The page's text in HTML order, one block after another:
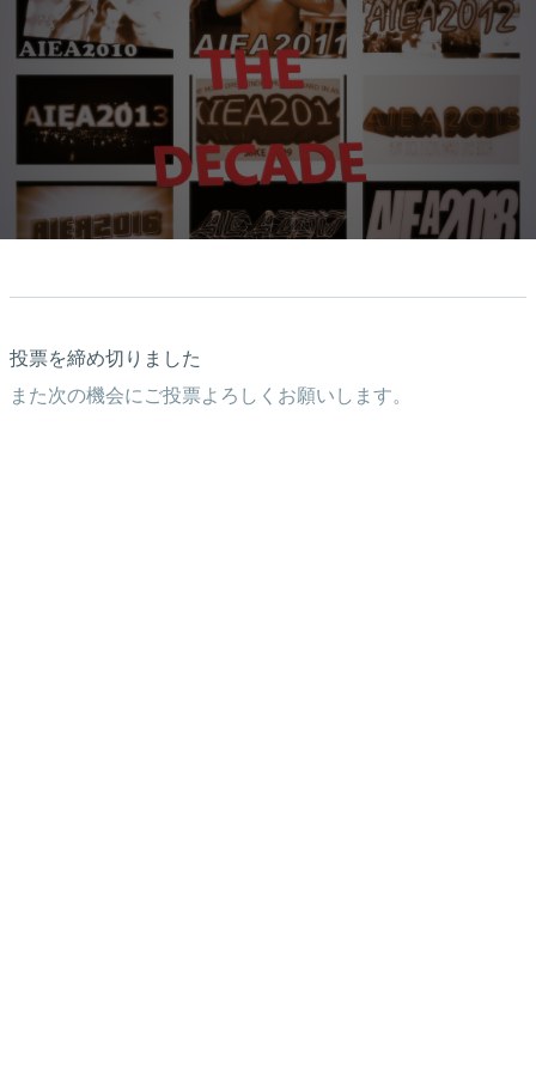
投票を締め切りました
また次の機会にご投票よろしくお願いします。